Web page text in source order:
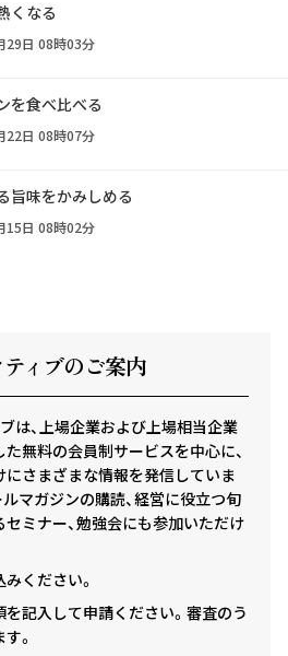
くなる
29日 08時03分
を食べ比べる
22日 08時07分
旨味をかみしめる
15日 08時02分
ィ ブのご案内
は、上場企業および上場相当企業
無料の会員制サービスを中心に、
さまざまな情報を発信していま
マガジンの購読、経営に役立つ旬
ミナー、勉強会にも参加いただけ
ください。
記入して申請ください。審査のう
。